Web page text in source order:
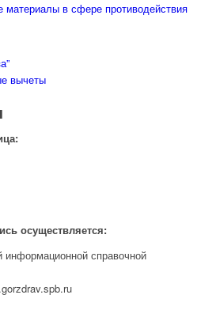
в сфере противодействия
вычеты
осуществляется:
справочной